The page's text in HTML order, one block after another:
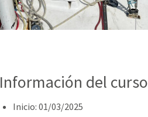
Información del curso
Inicio: 01/03/2025